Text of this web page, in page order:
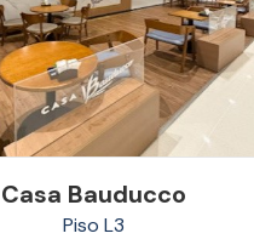
Casa Bauducco
Piso L3